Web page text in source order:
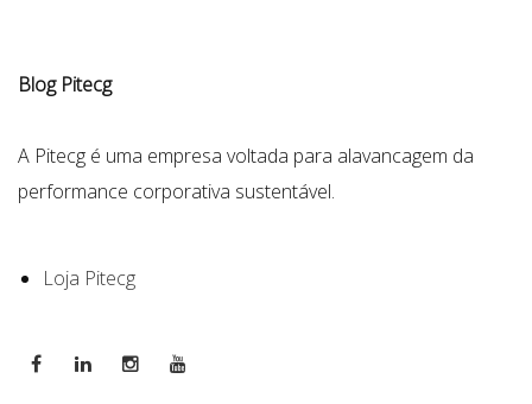
Blog Pitecg
A Pitecg é uma empresa voltada para alavancagem da
performance corporativa sustentável.
Loja Pitecg